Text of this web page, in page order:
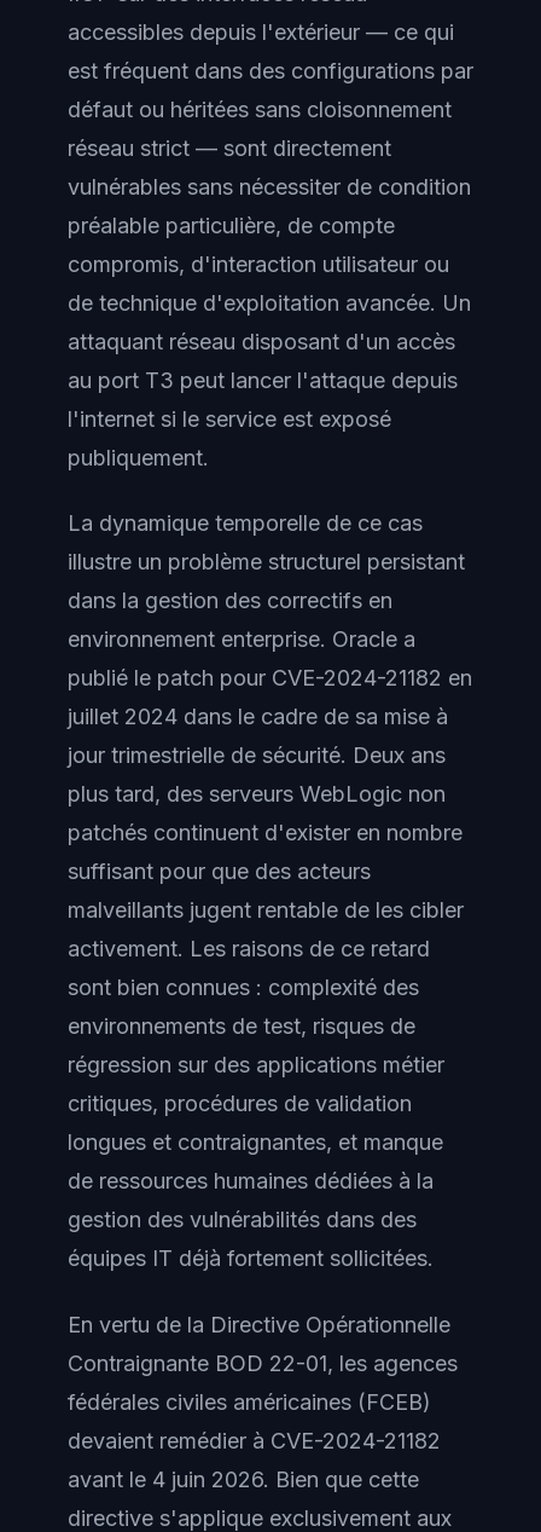
accessibles depuis l'extérieur — ce qui
est fréquent dans des configurations par
défaut ou héritées sans cloisonnement
réseau strict — sont directement
vulnérables sans nécessiter de condition
préalable particulière, de compte
compromis, d'interaction utilisateur ou
de technique d'exploitation avancée. Un
attaquant réseau disposant d'un accès
au port T3 peut lancer l'attaque depuis
l'internet si le service est exposé
publiquement.
La dynamique temporelle de ce cas
illustre un problème structurel persistant
dans la gestion des correctifs en
environnement enterprise. Oracle a
publié le patch pour CVE-2024-21182 en
juillet 2024 dans le cadre de sa mise à
jour trimestrielle de sécurité. Deux ans
plus tard, des serveurs WebLogic non
patchés continuent d'exister en nombre
suffisant pour que des acteurs
malveillants jugent rentable de les cibler
activement. Les raisons de ce retard
sont bien connues : complexité des
environnements de test, risques de
régression sur des applications métier
critiques, procédures de validation
longues et contraignantes, et manque
de ressources humaines dédiées à la
gestion des vulnérabilités dans des
équipes IT déjà fortement sollicitées.
En vertu de la Directive Opérationnelle
Contraignante BOD 22-01, les agences
fédérales civiles américaines (FCEB)
devaient remédier à CVE-2024-21182
avant le 4 juin 2026. Bien que cette
directive s'applique exclusivement aux